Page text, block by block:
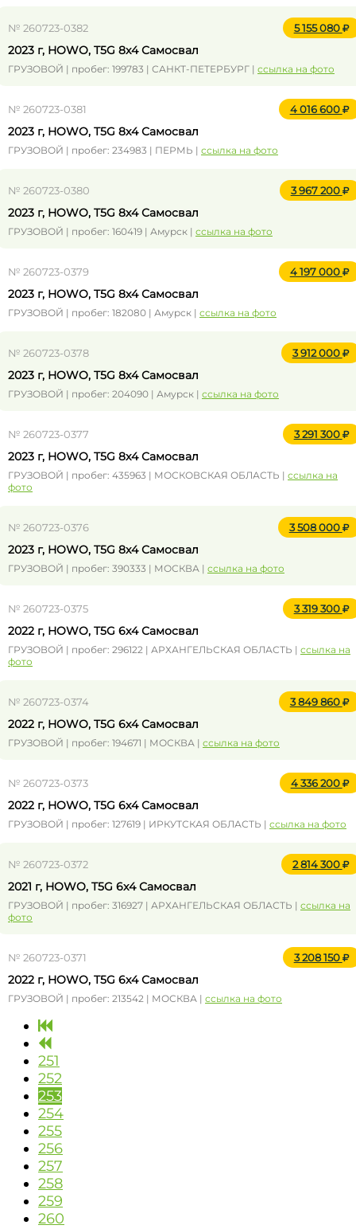
№ 260723-0382 5 155 080
2023 г, HOWO, T5G 8x4 Самосвал
ГРУЗОВОЙ | пробег: 199783 | САНКТ-ПЕТЕРБУРГ | ссылка на фото
№ 260723-0381 4 016 600
2023 г, HOWO, T5G 8x4 Самосвал
ГРУЗОВОЙ | пробег: 234983 | ПЕРМЬ | ссылка на фото
№ 260723-0380 3 967 200
2023 г, HOWO, T5G 8x4 Самосвал
ГРУЗОВОЙ | пробег: 160419 | Амурск | ссылка на фото
№ 260723-0379 4 197 000
2023 г, HOWO, T5G 8x4 Самосвал
ГРУЗОВОЙ | пробег: 182080 | Амурск | ссылка на фото
№ 260723-0378 3 912 000
2023 г, HOWO, T5G 8x4 Самосвал
ГРУЗОВОЙ | пробег: 204090 | Амурск | ссылка на фото
№ 260723-0377 3 291 300
2023 г, HOWO, T5G 8x4 Самосвал
ГРУЗОВОЙ | пробег: 435963 | МОСКОВСКАЯ ОБЛАСТЬ | ссылка на
фото
№ 260723-0376 3 508 000
2023 г, HOWO, T5G 8x4 Самосвал
ГРУЗОВОЙ | пробег: 390333 | МОСКВА | ссылка на фото
№ 260723-0375 3 319 300
2022 г, HOWO, T5G 6x4 Самосвал
ГРУЗОВОЙ | пробег: 296122 | АРХАНГЕЛЬСКАЯ ОБЛАСТЬ | ссылка на
фото
№ 260723-0374 3 849 860
2022 г, HOWO, T5G 6x4 Самосвал
ГРУЗОВОЙ | пробег: 194671 | МОСКВА | ссылка на фото
№ 260723-0373 4 336 200
2022 г, HOWO, T5G 6x4 Самосвал
ГРУЗОВОЙ | пробег: 127619 | ИРКУТСКАЯ ОБЛАСТЬ | ссылка на фото
№ 260723-0372 2 814 300
2021 г, HOWO, T5G 6x4 Самосвал
ГРУЗОВОЙ | пробег: 316927 | АРХАНГЕЛЬСКАЯ ОБЛАСТЬ | ссылка на
фото
№ 260723-0371 3 208 150
2022 г, HOWO, T5G 6x4 Самосвал
ГРУЗОВОЙ | пробег: 213542 | МОСКВА | ссылка на фото
251
252
253
254
255
256
257
258
259
260